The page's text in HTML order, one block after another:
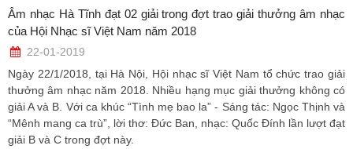
Âm nhạc Hà Tĩnh đạt 02 giải trong đợt trao giải thưởng âm nhạc
của Hội Nhạc sĩ Việt Nam năm 2018
22-01-2019
Ngày 22/1/2018, tại Hà Nội, Hội nhạc sĩ Việt Nam tổ chức trao giải
thưởng âm nhạc năm 2018. Nhiều hạng mục giải thưởng không có
giải A và B. Với ca khúc “Tình mẹ bao la” - Sáng tác: Ngọc Thịnh và
“Mênh mang ca trù”, lời thơ: Đức Ban, nhạc: Quốc Đính lần lượt đạt
giải B và C trong đợt này.